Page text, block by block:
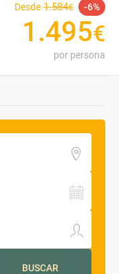
Desde 1.584€ 6
1 .495€
por persona
BUSCAR